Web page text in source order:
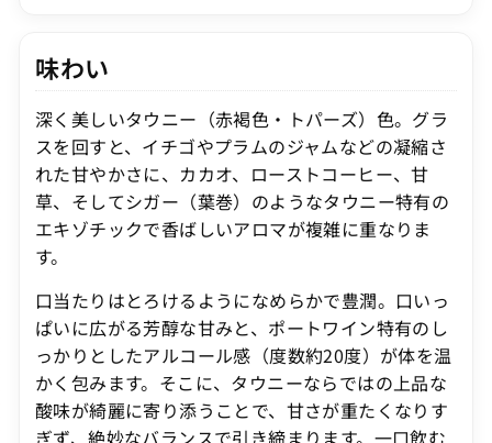
味わい
深く美しいタウニー（赤褐色・トパーズ）色。グラ
スを回すと、イチゴやプラムのジャムなどの凝縮さ
れた甘やかさに、カカオ、ローストコーヒー、甘
草、そしてシガー（葉巻）のようなタウニー特有の
エキゾチックで香ばしいアロマが複雑に重なりま
す。
口当たりはとろけるようになめらかで豊潤。口いっ
ぱいに広がる芳醇な甘みと、ポートワイン特有のし
っかりとしたアルコール感（度数約20度）が体を温
かく包みます。そこに、タウニーならではの上品な
酸味が綺麗に寄り添うことで、甘さが重たくなりす
ぎず、絶妙なバランスで引き締まります。一口飲む